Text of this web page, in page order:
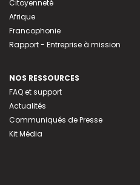
Citoyenneté
Afrique
Francophonie
Rapport - Entreprise à mission
NOS RESSOURCES
FAQ et support
Actualités
Communiqués de Presse
Kit Média